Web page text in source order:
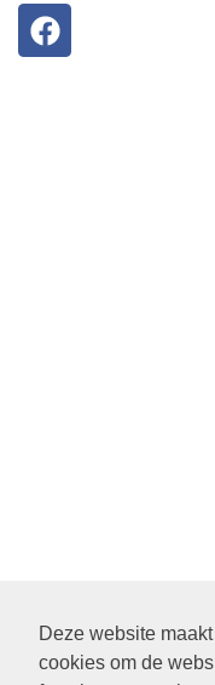
Deze website
cookies om de